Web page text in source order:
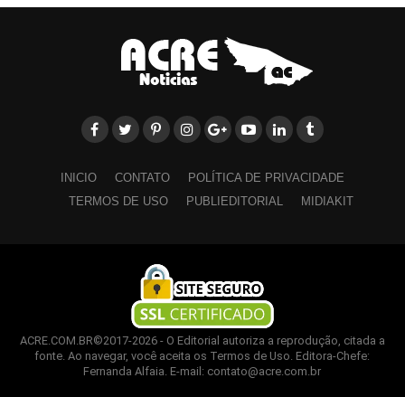
representante do CA Josué de Castro, Érica de Paiva; o
o prefeito Gerlen Diniz (PP); e a secretária adjunta de Educação
Municipal, Alciléia Maia.
Leia Mais: UFAC
INICIO CONTATO
POLÍTICA DE PRIVACIDADE
TERMOS DE USO
PUBLIEDITORIAL MIDIAKIT
ACRE.COM.BR©2017-2026 - O Editorial autoriza a reprodução, citada a
fonte. Ao navegar, você aceita os Termos de Uso. Editora-Chefe:
Fernanda Alfaia. E-mail: contato@acre.com.br